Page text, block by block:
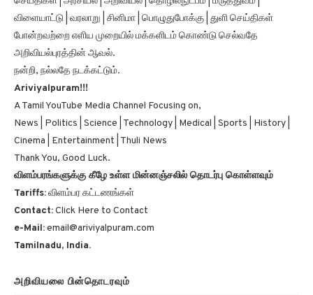
விளையாட்டு | வரலாறு | சினிமா | பொழுதுபோக்கு | துளி செய்திகள்
போன்றவற்றை எளிய முறையில் மக்களிடம் கொண்டு செல்வதே
அறிவியல்புரத்தின் ஆவல்.
நன்றி, நல்லதே நடக்கட்டும்.
Ariviyalpuram!!!
A Tamil YouTube Media Channel Focusing on,
News | Politics | Science | Technology | Medical | Sports | History |
Cinema | Entertainment | Thuli News
Thank You, Good Luck.
விளம்பரங்களுக்கு கீழே உள்ள மின்னஞ்சலில் தொடர்பு கொள்ளவும்
Tariffs:விளம்பர கட்டணங்கள்
Contact:Click Here to Contact
e-Mail: email@ariviyalpuram.com
Tamilnadu, India.